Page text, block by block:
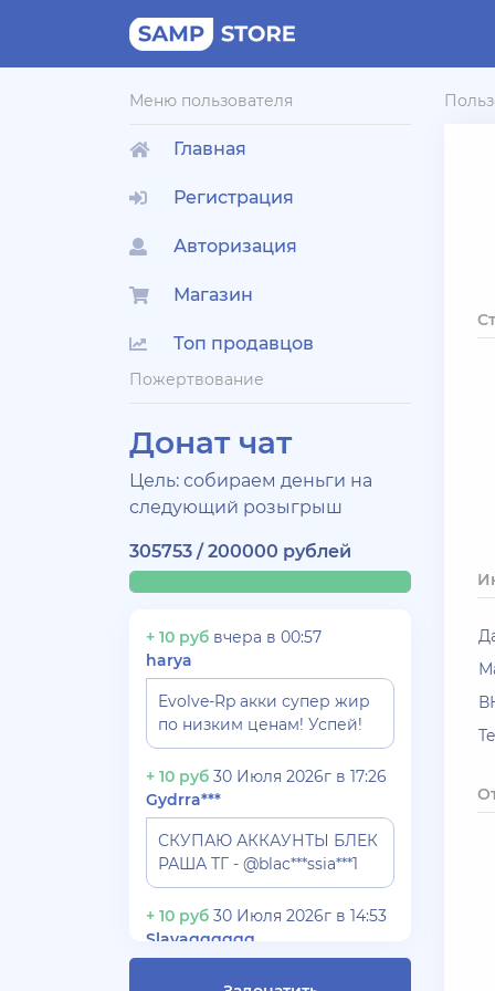
Меню пользователя
Главная
Регистрация
Авторизация
Магазин
Топ продавцов
Пожертвование
Донат чат
Цель: собираем деньги на
следующий розыгрыш
305753 / 200000 рублей
+ 10 руб вчера в 00:57
harya
Evolve-Rp акки супер жир
по низким ценам! Успей!
+ 10 руб 30 Июля 2026г в 17:26
Gydrra***
СКУПАЮ АККАУНТЫ БЛЕК
РАША ТГ - @blac***ssia***1
+ 10 руб 30 Июля 2026г в 14:53
Slavagggggg